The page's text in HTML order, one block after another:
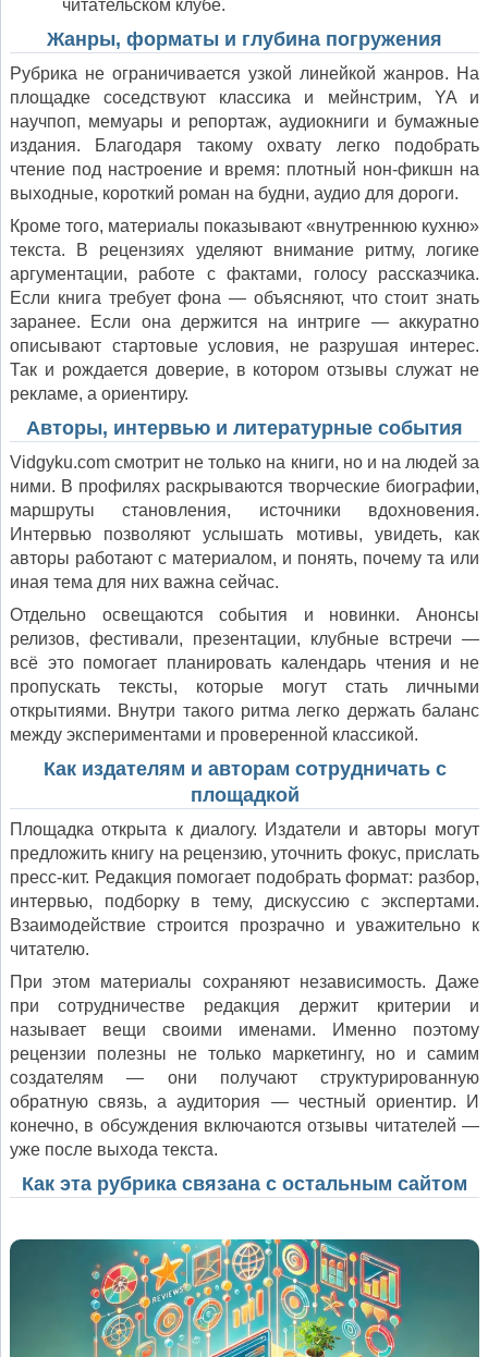
читательском клубе.
Жанры, форматы и глубина погружения
Рубрика не ограничивается узкой линейкой жанров. На
площадке соседствуют классика и мейнстрим, YA и
научпоп, мемуары и репортаж, аудиокниги и бумажные
издания. Благодаря такому охвату легко подобрать
чтение под настроение и время: плотный нон-фикшн на
выходные, короткий роман на будни, аудио для дороги.
Кроме того, материалы показывают «внутреннюю кухню»
текста. В рецензиях уделяют внимание ритму, логике
аргументации, работе с фактами, голосу рассказчика.
Если книга требует фона — объясняют, что стоит знать
заранее. Если она держится на интриге — аккуратно
описывают стартовые условия, не разрушая интерес.
Так и рождается доверие, в котором отзывы служат не
рекламе, а ориентиру.
Авторы, интервью и литературные события
Vidgyku.com смотрит не только на книги, но и на людей за
ними. В профилях раскрываются творческие биографии,
маршруты становления, источники вдохновения.
Интервью позволяют услышать мотивы, увидеть, как
авторы работают с материалом, и понять, почему та или
иная тема для них важна сейчас.
Отдельно освещаются события и новинки. Анонсы
релизов, фестивали, презентации, клубные встречи —
всё это помогает планировать календарь чтения и не
пропускать тексты, которые могут стать личными
открытиями. Внутри такого ритма легко держать баланс
между экспериментами и проверенной классикой.
Как издателям и авторам сотрудничать с
площадкой
Площадка открыта к диалогу. Издатели и авторы могут
предложить книгу на рецензию, уточнить фокус, прислать
пресс-кит. Редакция помогает подобрать формат: разбор,
интервью, подборку в тему, дискуссию с экспертами.
Взаимодействие строится прозрачно и уважительно к
читателю.
При этом материалы сохраняют независимость. Даже
при сотрудничестве редакция держит критерии и
называет вещи своими именами. Именно поэтому
рецензии полезны не только маркетингу, но и самим
создателям — они получают структурированную
обратную связь, а аудитория — честный ориентир. И
конечно, в обсуждения включаются отзывы читателей —
уже после выхода текста.
Как эта рубрика связана с остальным сайтом